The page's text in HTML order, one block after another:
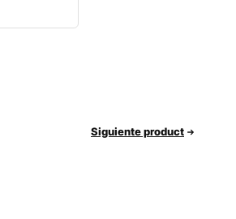
Siguiente product